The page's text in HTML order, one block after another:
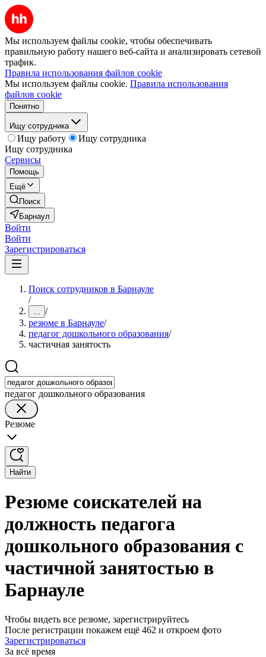
Мы используем файлы cookie, чтобы обеспечивать
правильную работу нашего веб-сайта и анализировать сетевой
трафик.
Правила использования файлов cookie
Мы используем файлы cookie. Правила использования
файлов cookie
Понятно
Ищу сотрудника
Ищу работу
Ищу сотрудника
Ищу сотрудника
Сервисы
Помощь
Ещё
Поиск
Барнаул
Войти
Войти
Зарегистрироваться
Поиск сотрудников в Барнауле
/
... /
резюме в Барнауле/
педагог дошкольного образования/
частичная занятость
педагог дошкольного образования
Резюме
Найти
Резюме соискателей на
должность педагога
дошкольного образования с
частичной занятостью в
Барнауле
Чтобы видеть все резюме, зарегистрируйтесь
После регистрации покажем ещё 462 и откроем фото
Зарегистрироваться
За всё время